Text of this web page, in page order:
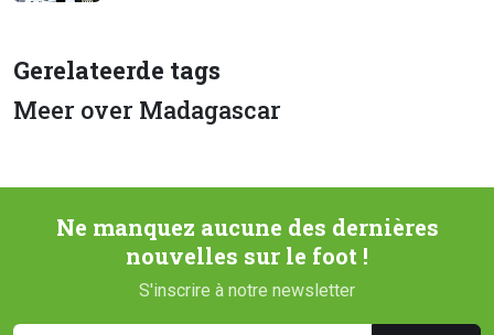
Gerelateerde tags
Meer over Madagascar
Ne manquez aucune des dernières
nouvelles sur le foot !
S'inscrire à notre newsletter